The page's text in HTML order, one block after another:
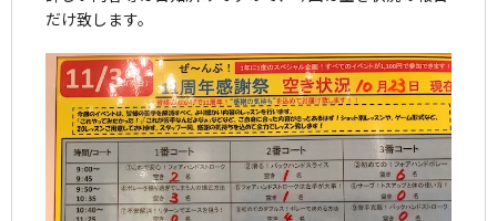
だけ致します。